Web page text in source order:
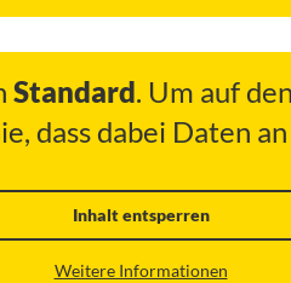
Standard. Um auf
dass dabei Daten
Inhalt entsperren
Weitere Informationen